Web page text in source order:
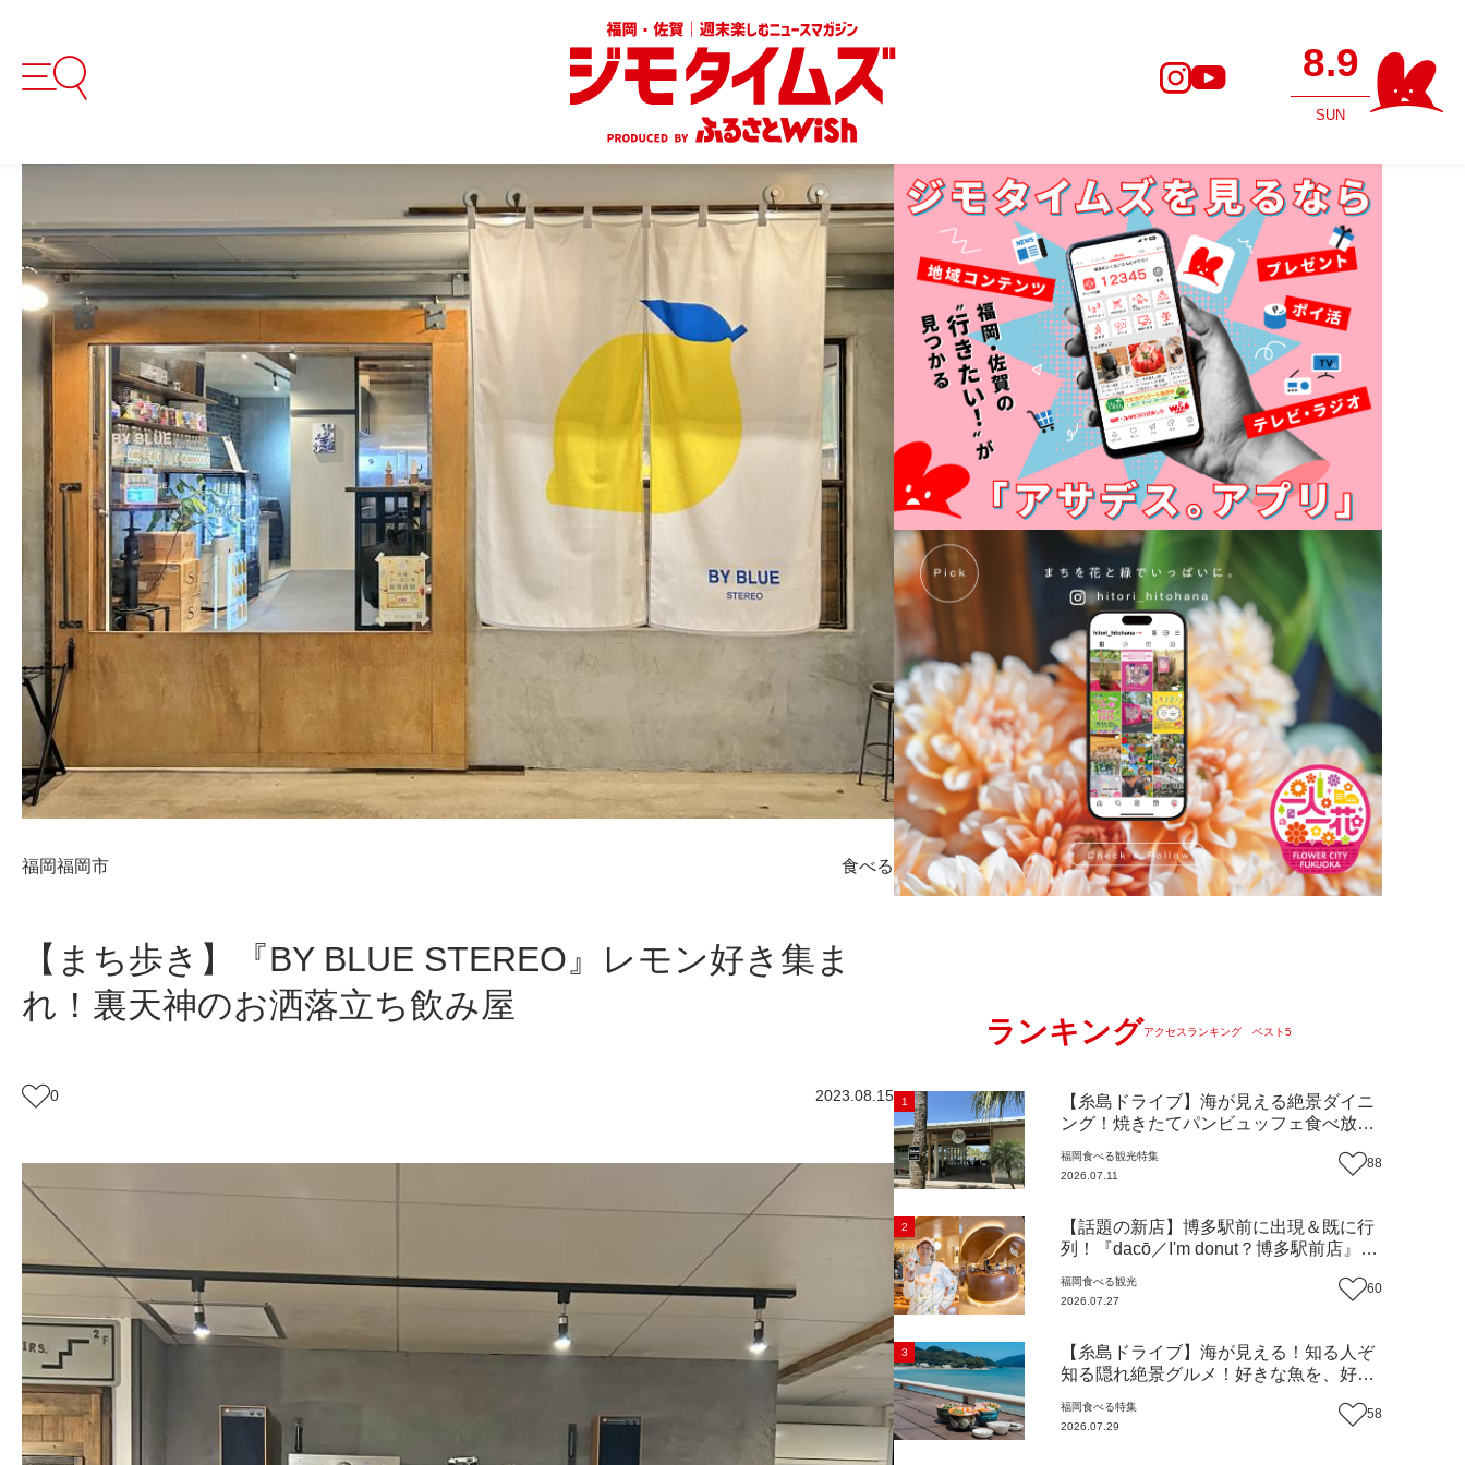
8.9
SUN
福岡福岡市 食べる
【まち歩き】『BY BLUE STEREO』レモン好き集ま
れ！裏天神のお洒落立ち飲み屋
0 2023.08.15
ランキングアクセスランキング ベスト5
1
【糸島ドライブ】海が見える絶景ダイニ
ング！焼きたてパンビュッフェ食べ放題
『Ibiza Beach Cafe』（福岡・糸島市）
福岡食べる観光特集
2026.07.11
88
2
【話題の新店】博多駅前に出現＆既に行
列！『dacō／I'm donut？博多駅前店』徹
た楽しみ方＆イチオシメニューも紹介！
福岡食べる観光
2026.07.27
60
3
【糸島ドライブ】海が見える！知る人ぞ
知る隠れ絶景グルメ！好きな魚を、好き
はん食堂』（福岡市西区）【まち歩き】
福岡食べる特集
2026.07.29
58